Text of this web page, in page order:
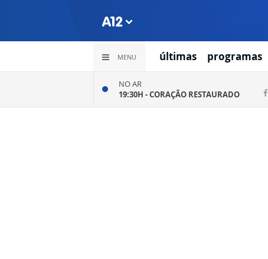
MENU últimas programas
NO AR
19:30H -CORAÇÃO RESTAURADO